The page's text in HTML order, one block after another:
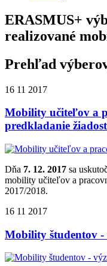
ERASMUS+
realizované
Prehľad
16 11 2017
Mobility učiteľov a
predkladanie
Dňa 7. 12. 2017 sa
mobility učiteľov a
2017/2018.
16 11 2017
Mobility študentov -